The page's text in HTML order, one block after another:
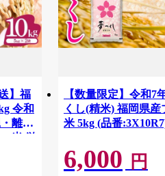
】福
令和
離島
米 単
ブ
く
【数量限定】令和7
くし(精米) 福岡県産
米 5kg (品番
6,000 円